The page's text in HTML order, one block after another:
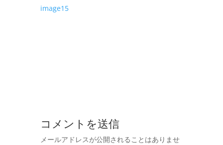
image15
コメントを送信
メールアドレスが公開されることはありませ